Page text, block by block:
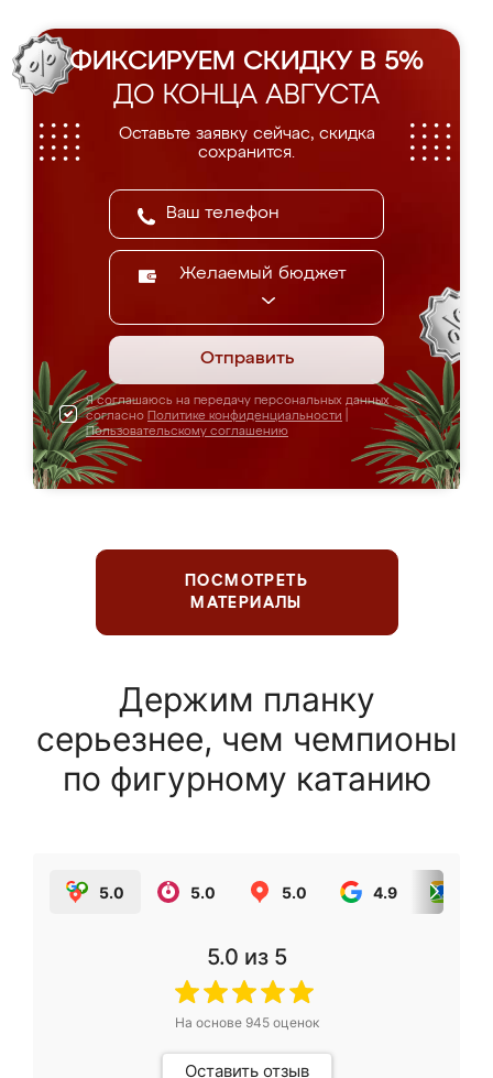
ФИКСИРУЕМ СКИДКУ В 5%
ДО КОНЦА АВГУСТА
Оставьте заявку сейчас, скидка
сохранится.
Желаемый бюджет
Отправить
Я соглашаюсь на передачу персональных данных
согласно Политике конфиденциальности
Пользовательскому соглашению
ПОСМОТРЕТЬ
МАТЕРИАЛЫ
Держим планку
серьезнее, чем чемпионы
по фигурному катанию
5.0 5.0 5.0 4.9
5.0 из 5
На основе 945оценок
Оставить отзыв